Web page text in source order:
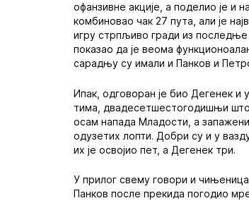
офанзивне акције, а поделио је и
комбиновао чак 27 пута, али је
игру стрпљиво гради из последње
показао да је веома
сарадњу су имали и Панков и
Ипак, одговоран је био Дегенек и
тима, двадесетшестогодишњи
осам напада Младости, а
одузетих лопти. Добри су и у
их је освојио пет, а Дегенек три.
У прилог свему говори и
Панков после прекида погодио